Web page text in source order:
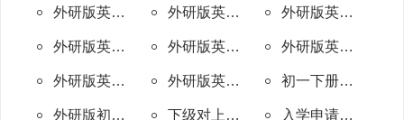
外研版英语(三年级起点)六年级下册单词表 外研版英语(三年级起点)六年级上册单词表 外研版英语(三年级起点)五年级下册单词表
外研版英语(三年级起点)五年级上册单词表 外研版英语(三年级起点)四年级下册单词表 外研版英语(三年级起点)四年级上册单词表
外研版英语(三年级起点)三年级下册单词表 外研版英语(三年级起点)三年级上册单词表 初一下册英语外研版单词表（外研版七年级下册英语单词表 ）
外研版初一上册（七年级上册）英语单词表 下级对上级通知的回复范文(热门53篇) 入学申请书范文100字(优选8篇)